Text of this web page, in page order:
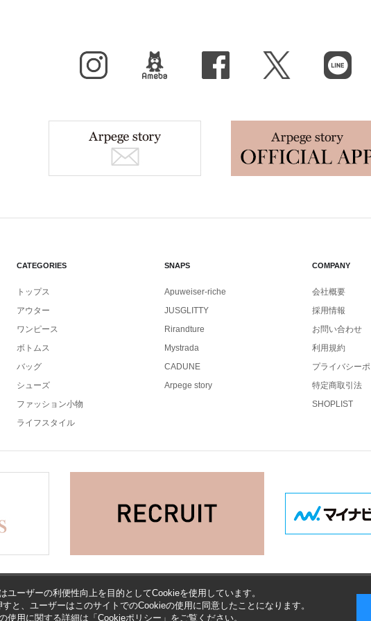
X（旧Twitter）
CATEGORIES
トップス
アウター
ワンピース
ボトムス
バッグ
シューズ
ファッション小物
ライフスタイル
SNAPS
Apuweiser-riche
JUSGLITTY
Rirandture
Mystrada
CADUNE
Arpege story
COMPANY
会社概要
採用情報
お問い合わせ
利用規約
プライバシー
特定商取引法
SHOPLIST
ユーザーの利便性向上を目的としてCookieを使用しています。
と、ユーザーはこのサイトでのCookieの使用に同意したことになります。
使用に関する詳細は「 Cookieポリシー 」をご覧ください。